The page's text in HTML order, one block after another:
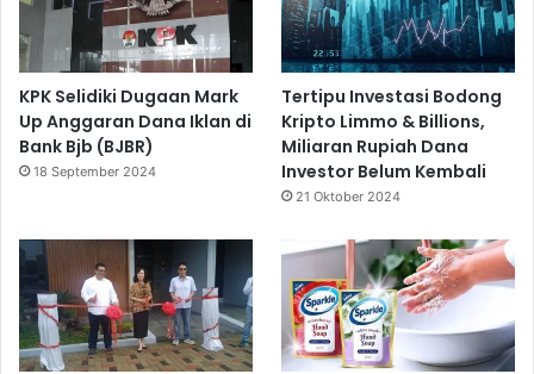
KPK Selidiki Dugaan Mark
Up Anggaran Dana Iklan di
Bank Bjb (BJBR)
18 September 2024
Tertipu Investasi Bodong
Kripto Limmo & Billions,
Miliaran Rupiah Dana
Investor Belum Kembali
21 Oktober 2024